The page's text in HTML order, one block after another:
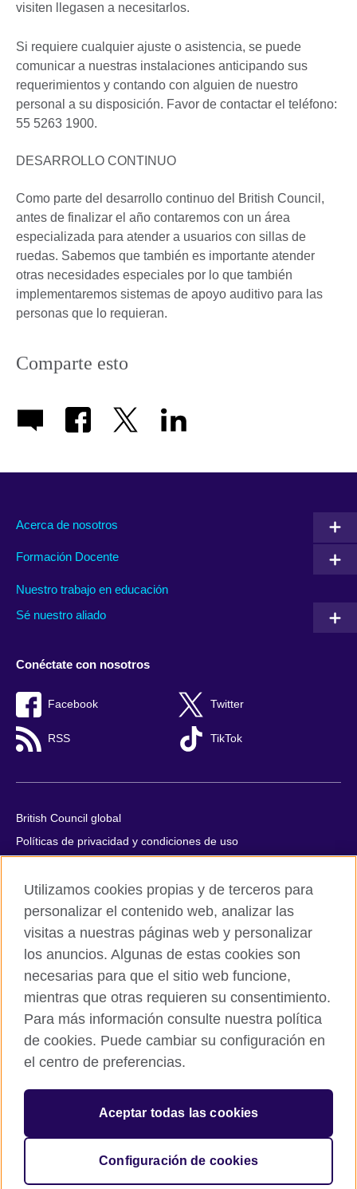
visiten llegasen a necesitarlos.
Si requiere cualquier ajuste o asistencia, se puede
comunicar a nuestras instalaciones anticipando sus
requerimientos y contando con alguien de nuestro
personal a su disposición. Favor de contactar el teléfono:
55 5263 1900.
DESARROLLO CONTINUO
Como parte del desarrollo continuo del British Council,
antes de finalizar el año contaremos con un área
especializada para atender a usuarios con sillas de
ruedas. Sabemos que también es importante atender
otras necesidades especiales por lo que también
implementaremos sistemas de apoyo auditivo para las
personas que lo requieran.
Comparte esto
Acerca de nosotros
Formación Docente
Nuestro trabajo en educación
Sé nuestro aliado
Conéctate con nosotros
Facebook Twitter
RSS TikTok
British Council global
Políticas de privacidad y condiciones de uso
Cookies
Quejas y comentarios
Mapa del sitio
© 2026 British Council
All cultural activities in Mexico are carried out by British Council
Asociados A.C., a not-for-profit entity established to undertake
cultural activities, including the promotion and diffusion of British
culture in Mexico, the fostering of cultural relations and mutual
understanding, the promotion of the English language, and the
forms of cooperation between the United Kingdom and Mexico.
The United Kingdom’s international organisation for cultural
Utilizamos cookies propias y de terceros para
personalizar el contenido web, analizar las
visitas a nuestras páginas web y personalizar
los anuncios. Algunas de estas cookies son
necesarias para que el sitio web funcione,
mientras que otras requieren su consentimiento.
Para más información consulte nuestra política
de cookies. Puede cambiar su configuración en
el centro de preferencias.
Aceptar todas las cookies
Configuración de cookies